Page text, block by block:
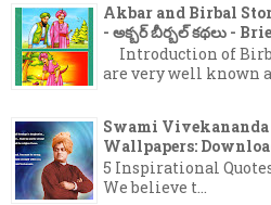
Akbar and Birbal
- అక్బర్ బీర్బల్ కథలు -
Introduction of
are very well known
Swami
Wallpapers:
5 Inspirational
We believe t...